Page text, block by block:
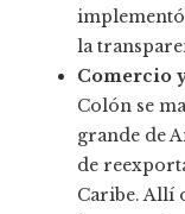
la
Comercio
Colón se
grande de
de
Caribe. Allí